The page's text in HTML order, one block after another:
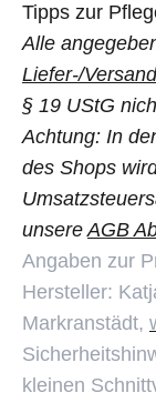
Tipps zur
Alle
Liefer-/
§ 19 UStG
Achtung: In
des Shops
unsereAGB
Angaben zur
Hersteller:
Markranstädt,
kleinen